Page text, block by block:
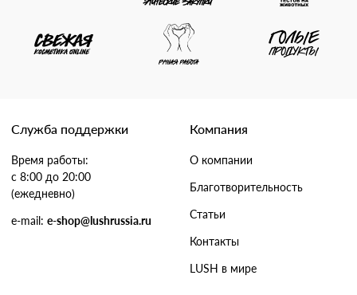
Служба поддержки
Время работы:
с 8:00 до 20:00
(ежедневно)
e-mail: e-shop@lushrussia.ru
Компания
О компании
Благотворительность
Статьи
Контакты
LUSH в мире